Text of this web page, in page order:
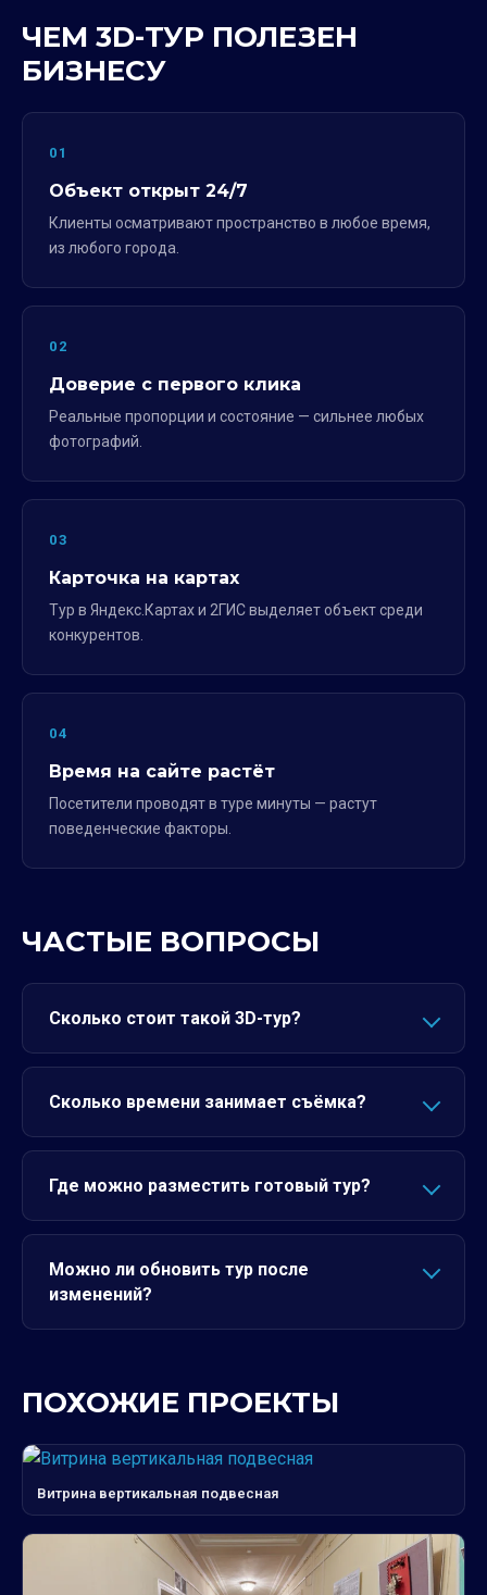
ЧЕМ 3D-ТУР ПОЛЕЗЕН
БИЗНЕСУ
01
Объект открыт 24/7
Клиенты осматривают пространство в любое время,
из любого города.
02
Доверие с первого клика
Реальные пропорции и состояние — сильнее любых
фотографий.
03
Карточка на картах
Тур в Яндекс.Картах и 2ГИС выделяет объект среди
конкурентов.
04
Время на сайте растёт
Посетители проводят в туре минуты — растут
поведенческие факторы.
ЧАСТЫЕ ВОПРОСЫ
Сколько стоит такой 3D-тур?
Сколько времени занимает съёмка?
Где можно разместить готовый тур?
Можно ли обновить тур после
изменений?
ПОХОЖИЕ ПРОЕКТЫ
Витрина вертикальная подвесная